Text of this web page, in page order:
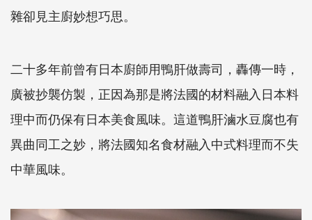
雜卻見主廚妙想巧思。
二十多年前曾有日本廚師用鴨肝做壽司，轟傳一時，
廣被抄襲仿製，正因為那是將法國的材料融入日本料
理中而仍保有日本美食風味。這道鴨肝滷水豆腐也有
異曲同工之妙，將法國知名食材融入中式料理而不失
中華風味。